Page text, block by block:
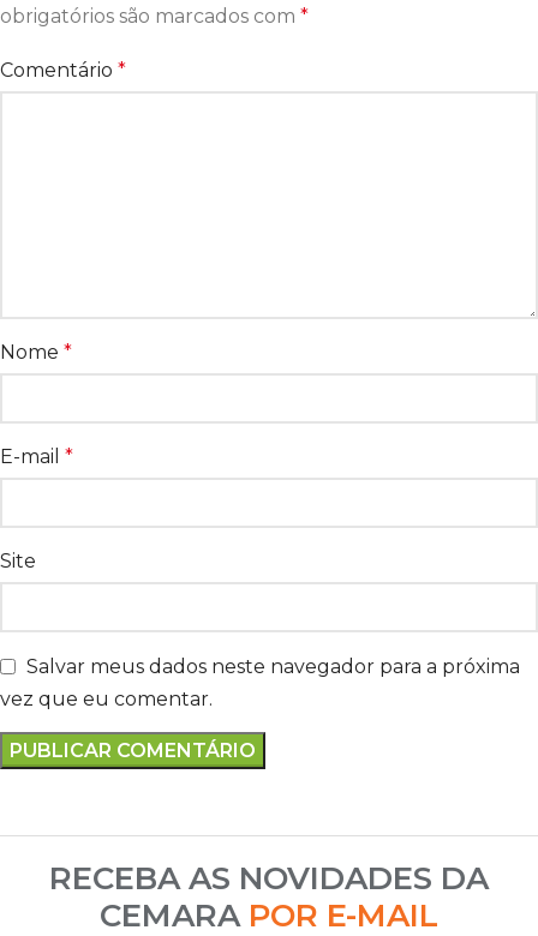
obrigatórios são marcados com *
Comentário *
Nome *
E-mail *
Site
Salvar meus dados neste navegador para a próxima
vez que eu comentar.
RECEBA AS NOVIDADES DA
CEMARA POR E-MAIL